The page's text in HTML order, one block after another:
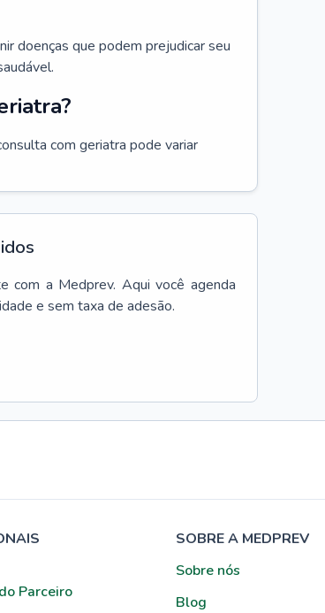
doenças que podem prejudicar seu
com geriatra pode variar
com a Medprev. Aqui você agenda
e sem taxa de adesão.
Parceiro
SOBRE A MEDPREV
Sobre nós
Blog